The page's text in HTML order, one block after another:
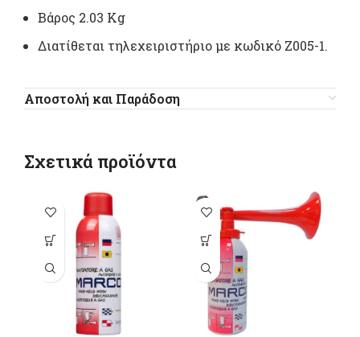
Βάρος 2.03 Kg
Διατίθεται τηλεχειριστήριο με κωδικό Z005-1.
Αποστολή και Παράδοση
Σχετικά προϊόντα